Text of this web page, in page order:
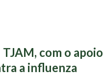
TJAM, com o apoio
a influenza